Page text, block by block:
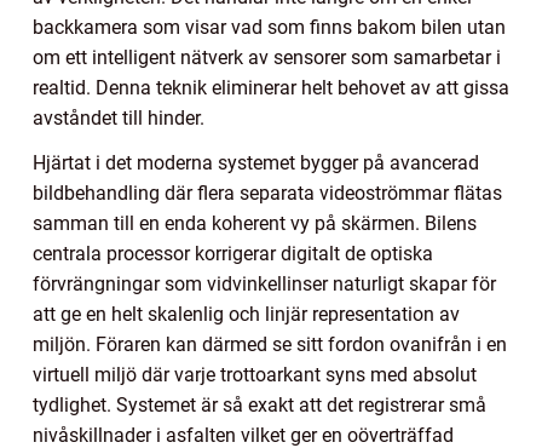
backkamera som visar vad som finns bakom bilen utan
om ett intelligent nätverk av sensorer som samarbetar i
realtid. Denna teknik eliminerar helt behovet av att gissa
avståndet till hinder.
Hjärtat i det moderna systemet bygger på avancerad
bildbehandling där flera separata videoströmmar flätas
samman till en enda koherent vy på skärmen. Bilens
centrala processor korrigerar digitalt de optiska
förvrängningar som vidvinkellinser naturligt skapar för
att ge en helt skalenlig och linjär representation av
miljön. Föraren kan därmed se sitt fordon ovanifrån i en
virtuell miljö där varje trottoarkant syns med absolut
tydlighet. Systemet är så exakt att det registrerar små
nivåskillnader i asfalten vilket ger en oöverträffad